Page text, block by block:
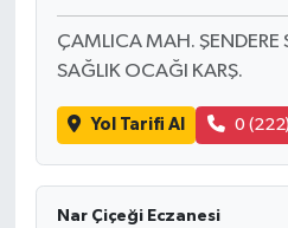
ÇAMLICA MAH.
SAĞLIK OCAĞI KARŞ.
Yol Tarifi Al 0
Nar Çiçeği Eczanesi